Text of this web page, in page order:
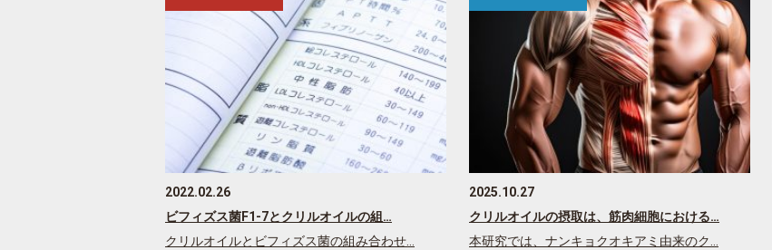
2022.02.26
ビフィズス菌F1-7とクリルオイルの組…
クリルオイルとビフィズス菌の組み合わせ…
2025.10.27
クリルオイルの摂取は、筋肉細胞における…
本研究では、ナンキョクオキアミ由来のク…